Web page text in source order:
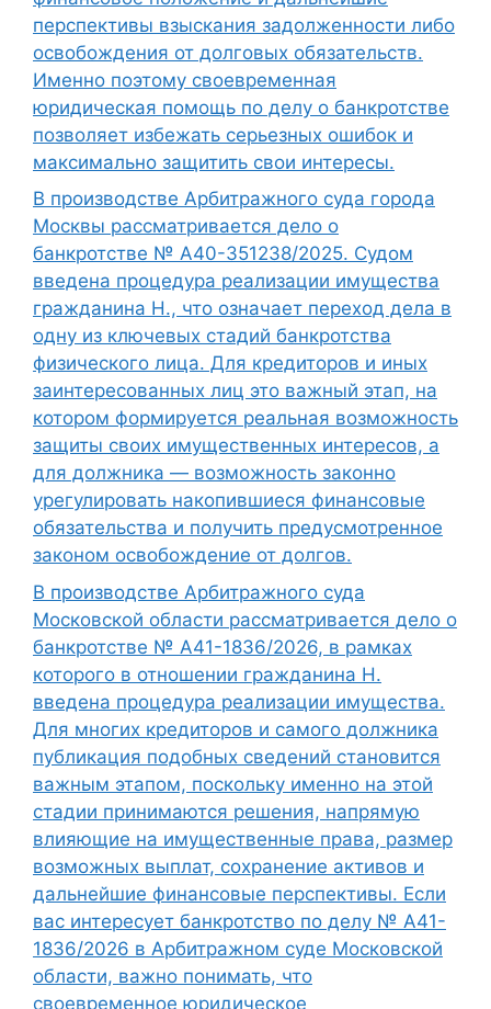
перспективы взыскания задолженности либо
освобождения от долговых обязательств.
Именно поэтому своевременная
юридическая помощь по делу о банкротстве
позволяет избежать серьезных ошибок и
максимально защитить свои интересы.
В производстве Арбитражного суда города
Москвы рассматривается дело о
банкротстве № А40-351238/2025. Судом
введена процедура реализации имущества
гражданина Н., что означает переход дела в
одну из ключевых стадий банкротства
физического лица. Для кредиторов и иных
заинтересованных лиц это важный этап, на
котором формируется реальная возможность
защиты своих имущественных интересов, а
для должника — возможность законно
урегулировать накопившиеся финансовые
обязательства и получить предусмотренное
законом освобождение от долгов.
В производстве Арбитражного суда
Московской области рассматривается дело о
банкротстве № А41-1836/2026, в рамках
которого в отношении гражданина Н.
введена процедура реализации имущества.
Для многих кредиторов и самого должника
публикация подобных сведений становится
важным этапом, поскольку именно на этой
стадии принимаются решения, напрямую
влияющие на имущественные права, размер
возможных выплат, сохранение активов и
дальнейшие финансовые перспективы. Если
вас интересует банкротство по делу № А41-
1836/2026 в Арбитражном суде Московской
области, важно понимать, что
своевременное юридическое